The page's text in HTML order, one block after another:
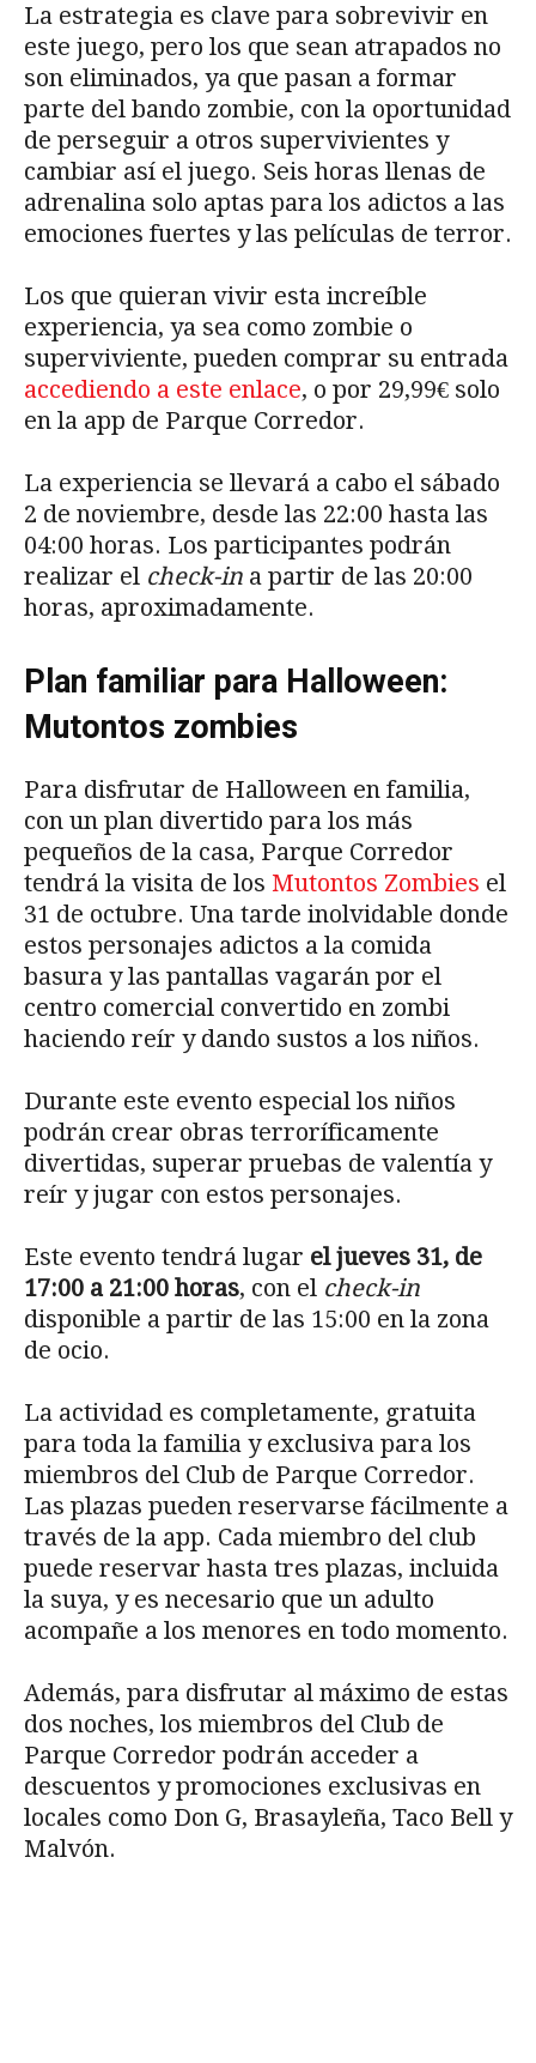
La estrategia es clave para sobrevivir en
este juego, pero los que sean atrapados no
son eliminados, ya que pasan a formar
parte del bando zombie, con la oportunidad
de perseguir a otros supervivientes y
cambiar así el juego. Seis horas llenas de
adrenalina solo aptas para los adictos a las
emociones fuertes y las películas de terror.
Los que quieran vivir esta increíble
experiencia, ya sea como zombie o
superviviente, pueden comprar su entrada
accediendo a este enlace, o por 29,99€ solo
en la app de Parque Corredor.
La experiencia se llevará a cabo el sábado
2 de noviembre, desde las 22:00 hasta las
04:00 horas. Los participantes podrán
realizar el check-in a partir de las 20:00
horas, aproximadamente.
Plan familiar para Halloween:
Mutontos zombies
Para disfrutar de Halloween en familia,
con un plan divertido para los más
pequeños de la casa, Parque Corredor
tendrá la visita de los Mutontos Zombies el
31 de octubre. Una tarde inolvidable donde
estos personajes adictos a la comida
basura y las pantallas vagarán por el
centro comercial convertido en zombi
haciendo reír y dando sustos a los niños.
Durante este evento especial los niños
podrán crear obras terroríficamente
divertidas, superar pruebas de valentía y
reír y jugar con estos personajes.
Este evento tendrá lugar el jueves 31, de
17:00 a 21:00 horas, con el check-in
disponible a partir de las 15:00 en la zona
de ocio.
La actividad es completamente, gratuita
para toda la familia y exclusiva para los
miembros del Club de Parque Corredor.
Las plazas pueden reservarse fácilmente a
través de la app. Cada miembro del club
puede reservar hasta tres plazas, incluida
la suya, y es necesario que un adulto
acompañe a los menores en todo momento.
Además, para disfrutar al máximo de estas
dos noches, los miembros del Club de
Parque Corredor podrán acceder a
descuentos y promociones exclusivas en
locales como Don G, Brasayleña, Taco Bell y
Malvón.